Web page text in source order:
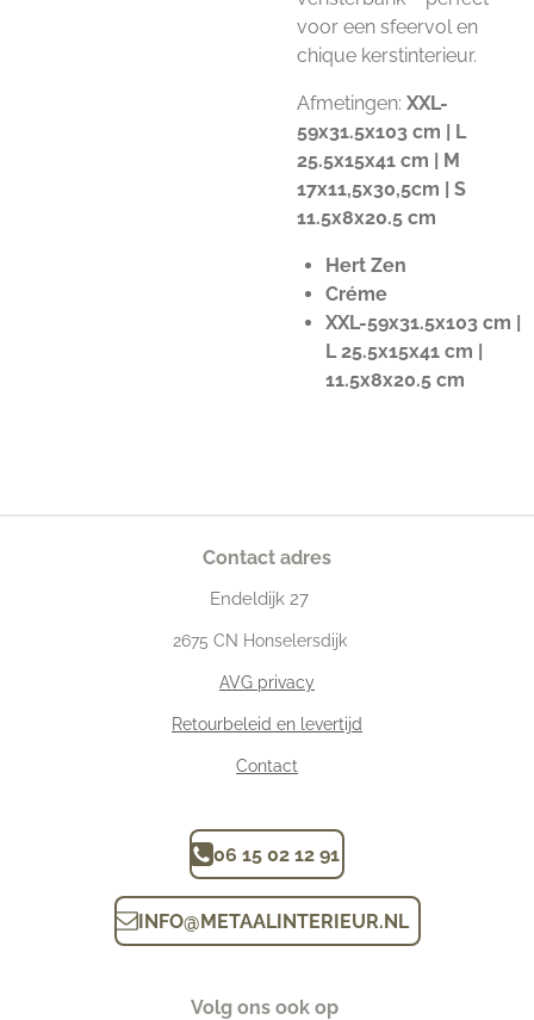
voor een sfeervol en
chique kerstinterieur.
Afmetingen: XXL-
59x31.5x103 cm | L
25.5x15x41 cm | M
17x11,5x30,5cm | S
11.5x8x20.5 cm
Hert Zen
Créme
XXL-59x31.5x103 cm |
L 25.5x15x41 cm |
11.5x8x20.5 cm
Contact adres
Endeldijk 27
2675 CN Honselersdijk
AVG privacy
Retourbeleid en levertijd
Contact
06 15 02 12 91
INFO@METAALINTERIEUR.NL
Volg ons ook op